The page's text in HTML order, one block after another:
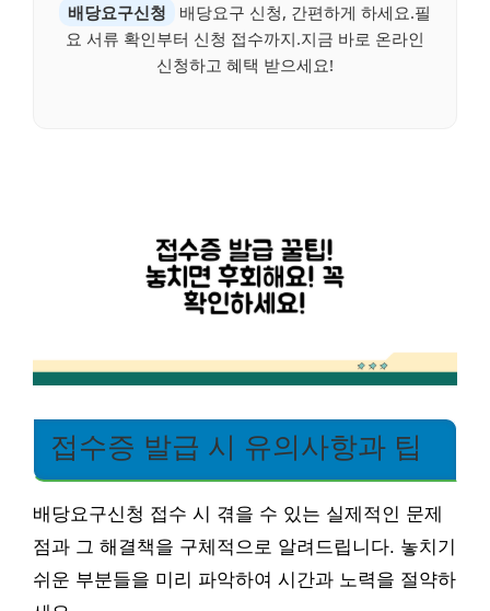
배당요구신청
배당요구 신청, 간편하게 하세요.필
요 서류 확인부터 신청 접수까지.지금 바로 온라인
신청하고 혜택 받으세요!
접수증 발급 시 유의사항과 팁
배당요구신청 접수 시 겪을 수 있는 실제적인 문제
점과 그 해결책을 구체적으로 알려드립니다. 놓치기
쉬운 부분들을 미리 파악하여 시간과 노력을 절약하